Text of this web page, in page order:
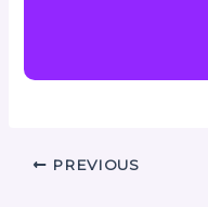
PREVIOUS